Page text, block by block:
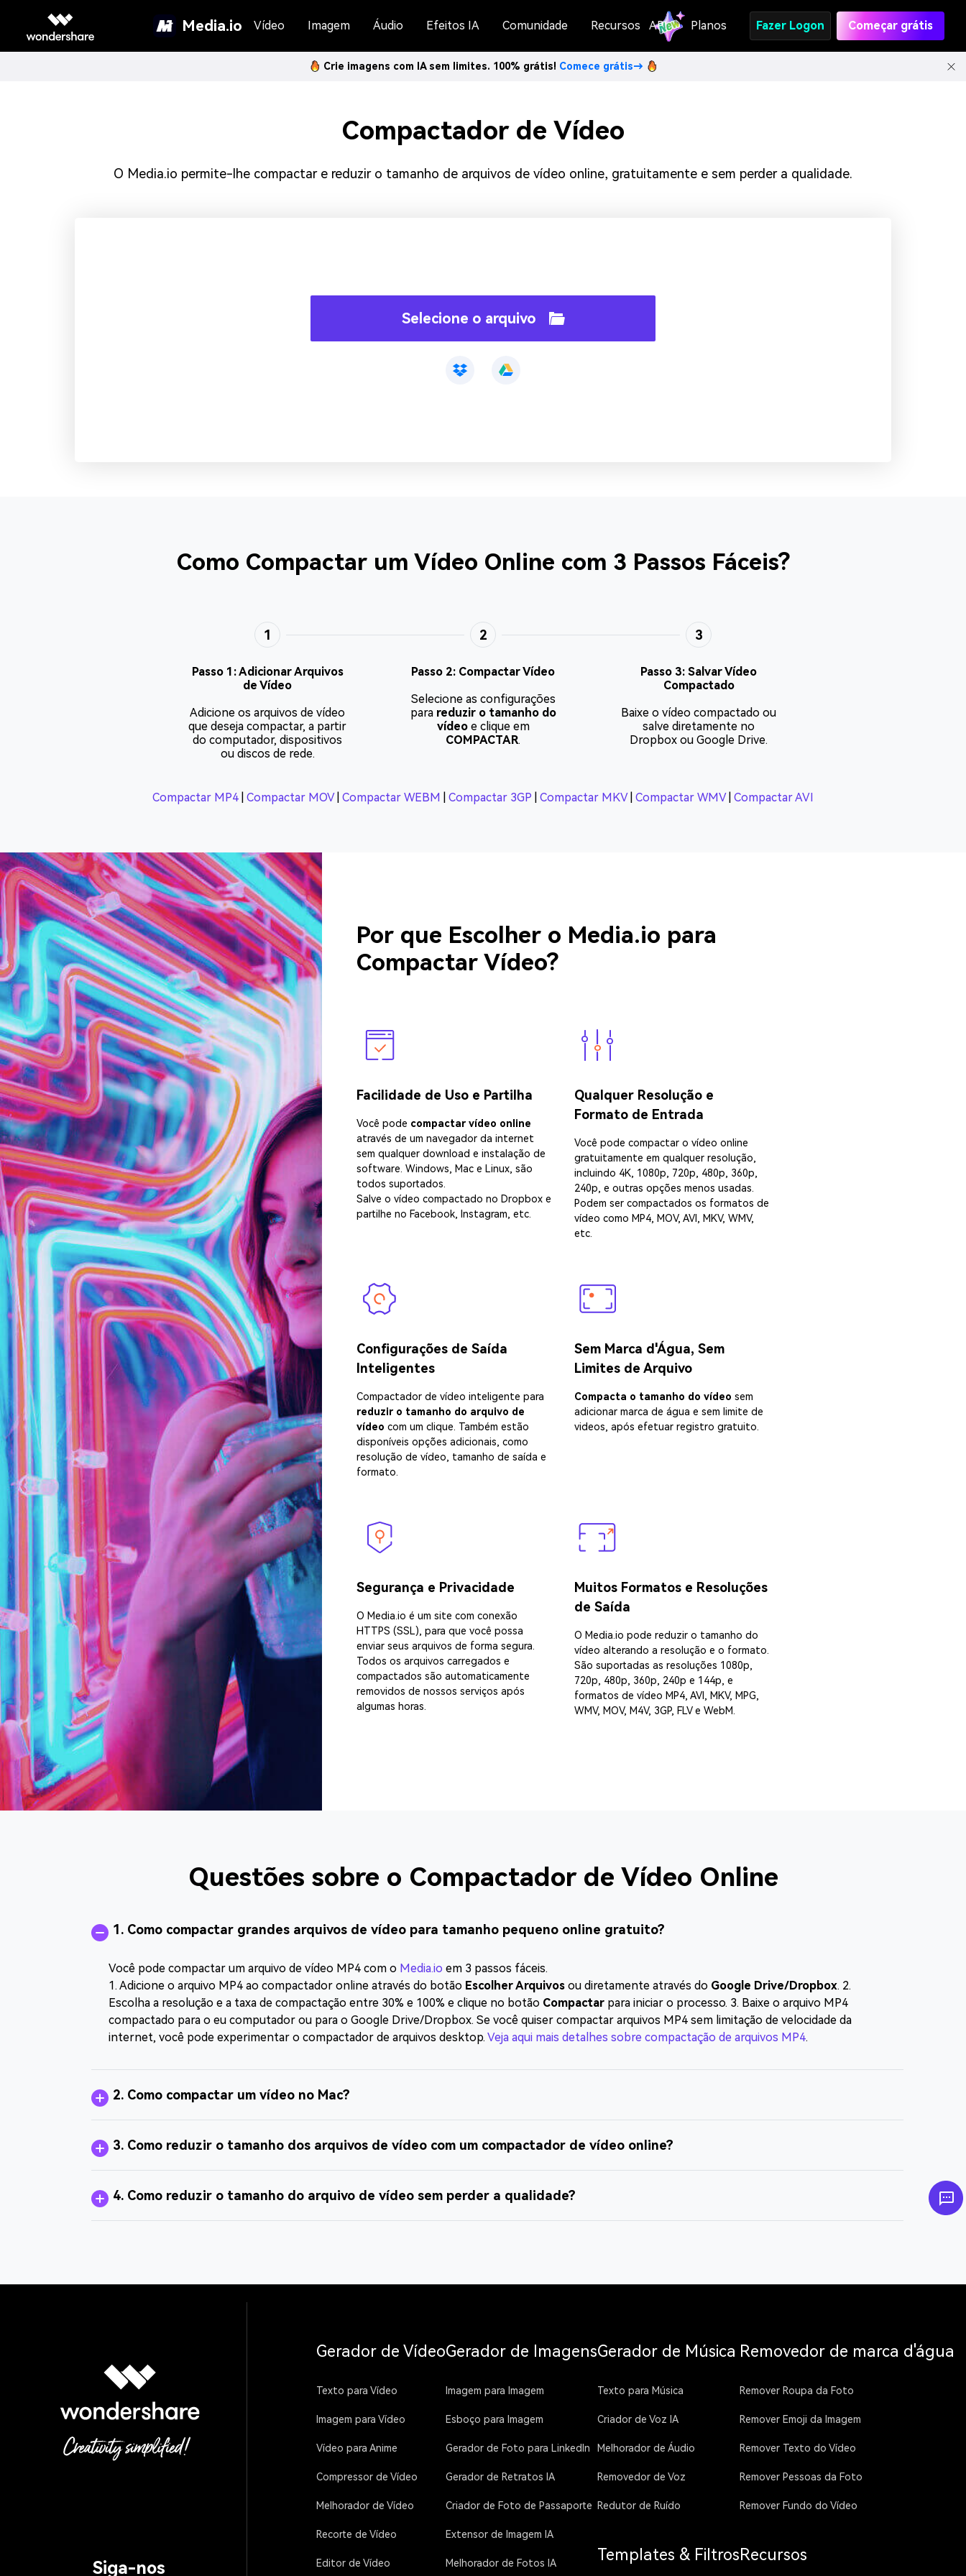
Media.io Vídeo Imagem Áudio Efeitos IA Comunidade Recursos API Planos Fazer Logon Começar grátis
Crie imagens com IA sem limites. 100% grátis! Comece grátis→
Compactador de Vídeo
O Media.io permite-lhe compactar e reduzir o tamanho de arquivos de vídeo online, gratuitamente e sem perder a qualidade.
Selecione o arquivo
Como Compactar um Vídeo Online com 3 Passos Fáceis?
1
Passo 1: Adicionar Arquivos
de Vídeo
Adicione os arquivos de vídeo
que deseja compactar, a partir
do computador, dispositivos
ou discos de rede.
2
Passo 2: Compactar Vídeo
Selecione as configurações
para reduzir o tamanho do
vídeoe clique em
COMPACTAR.
3
Passo 3: Salvar Vídeo
Compactado
Baixe o vídeo compactado ou
salve diretamente no
Dropbox ou Google Drive.
Compactar MP4 Compactar MOV| Compactar WEBM Compactar 3GP Compactar MKV| Compactar WMV| Compactar AVI
Por que Escolher o Media.io para
Compactar Vídeo?
Facilidade de Uso e Partilha
Você pode compactar vídeo online
através de um navegador da internet
sem qualquer download e instalação de
software. Windows, Mac e Linux, são
todos suportados.
Salve o vídeo compactado no Dropbox e
partilhe no Facebook, Instagram, etc.
Qualquer Resolução e
Formato de Entrada
Você pode compactar o vídeo online
gratuitamente em qualquer resolução,
incluindo 4K, 1080p, 720p, 480p, 360p,
240p, e outras opções menos usadas.
Podem ser compactados os formatos de
vídeo como MP4, MOV, AVI, MKV, WMV,
etc.
Configurações de Saída
Inteligentes
Compactador de vídeo inteligente para
reduzir o tamanho do arquivo de
vídeo com um clique. Também estão
disponíveis opções adicionais, como
resolução de vídeo, tamanho de saída e
formato.
Sem Marca d'Água, Sem
Limites de Arquivo
Compacta o tamanho do vídeo sem
adicionar marca de água e sem limite de
videos, após efetuar registro gratuito.
Segurança e Privacidade
O Media.io é um site com conexão
HTTPS (SSL), para que você possa
enviar seus arquivos de forma segura.
Todos os arquivos carregados e
compactados são automaticamente
removidos de nossos serviços após
algumas horas.
Muitos Formatos e Resoluções
de Saída
O Media.io pode reduzir o tamanho do
vídeo alterando a resolução e o formato.
São suportadas as resoluções 1080p,
720p, 480p, 360p, 240p e 144p, e
formatos de vídeo MP4, AVI, MKV, MPG,
WMV, MOV, M4V, 3GP, FLV e WebM.
Questões sobre o Compactador de Vídeo Online
1. Como compactar grandes arquivos de vídeo para tamanho pequeno online gratuito?
Você pode compactar um arquivo de vídeo MP4 com o Media.io em 3 passos fáceis.
1. Adicione o arquivo MP4 ao compactador online através do botão Escolher Arquivos ou diretamente através do Google Drive/Dropbox. 2.
Escolha a resolução e a taxa de compactação entre 30% e 100% e clique no botão Compactar para iniciar o processo. 3. Baixe o arquivo MP4
compactado para o eu computador ou para o Google Drive/Dropbox. Se você quiser compactar arquivos MP4 sem limitação de velocidade da
internet, você pode experimentar o compactador de arquivos desktop. Veja aqui mais detalhes sobre compactação de arquivos MP4.
2. Como compactar um vídeo no Mac?
3. Como reduzir o tamanho dos arquivos de vídeo com um compactador de vídeo online?
4. Como reduzir o tamanho do arquivo de vídeo sem perder a qualidade?
Siga-nos
Gerador de Vídeo
Texto para Vídeo
Imagem para Vídeo
Vídeo para Anime
Compressor de Vídeo
Melhorador de Vídeo
Recorte de Vídeo
Editor de Vídeo
Gerador de Imagens
Imagem para Imagem
Esboço para Imagem
Gerador de Foto para LinkedIn
Gerador de Retratos IA
Criador de Foto de Passaporte
Extensor de Imagem IA
Melhorador de Fotos IA
Gerador de Música
Texto para Música
Criador de Voz IA
Melhorador de Áudio
Removedor de Voz
Redutor de Ruído
Templates & Filtros
Removedor de marca d'água
Remover Roupa da Foto
Remover Emoji da Imagem
Remover Texto do Vídeo
Remover Pessoas da Foto
Remover Fundo do Vídeo
Recursos